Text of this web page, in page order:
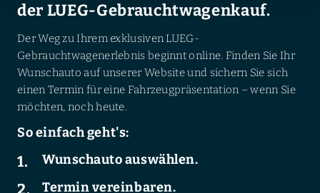
der LUEG-Gebrauchtwagenkauf.
Der Weg zu Ihrem exklusiven LUEG-
Gebrauchtwagenerlebnis beginnt online. Finden Sie Ihr
Wunschauto auf unserer Website und sichern Sie sich
einen Termin für eine Fahrzeugpräsentation – wenn Sie
möchten, noch heute.
So einfach geht's:
Wunschauto auswählen.
Termin vereinbaren.